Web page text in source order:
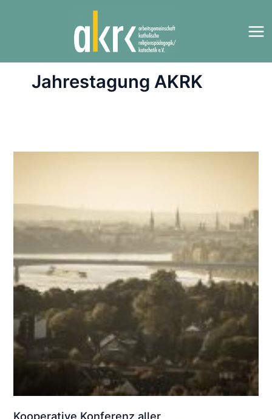
Jahrestagung AKRK
Kooperative Konferenz aller